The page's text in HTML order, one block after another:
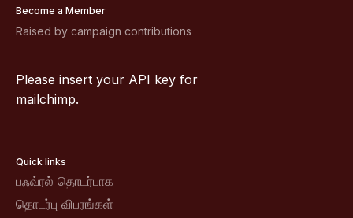
Become a Member
Raised by campaign contributions
Please insert your API key for
mailchimp.
Quick links
பஃவ்ரல் தொடர்பாக
தொடர்பு விபரங்கள்